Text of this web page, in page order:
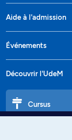
Aide à l'admission
Événements
Découvrir l'UdeM
Cursus